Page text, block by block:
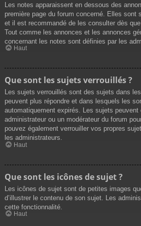
Les notes apparaissent en dessous des
première page du forum concerné. Elles sont
et il est recommandé de les consulter dès
Tout comme les annonces et les annonces
concernant les notes sont définies par les
Haut
Que sont les sujets verrouillés ?
Les sujets verrouillés sont des sujets dans
peuvent plus répondre et dans lesquels les
automatiquement expirés. Les sujets peuvent
administrateur ou un modérateur du forum
pouvez également verrouiller vos propres
les administrateurs.
Haut
Que sont les icônes de sujet ?
Les icônes de sujet sont de petites images
d’illustrer le contenu de son sujet. Les
cette fonctionnalité.
Haut